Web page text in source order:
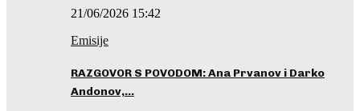
21/06/2026 15:42
Emisije
RAZGOVOR S POVODOM: Ana Prvanov i Darko
Andonov,…